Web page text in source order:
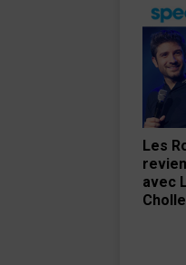
Les
avec